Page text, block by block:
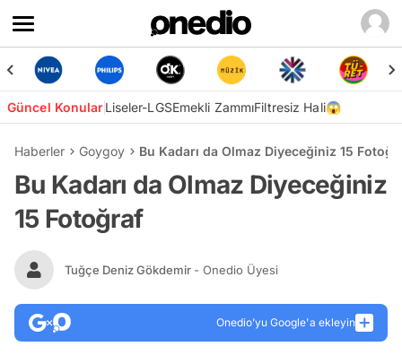
Güncel KonularLiseler-LGSEmekli ZammıFiltresiz Hali😱
Haberler Goygoy Bu Kadarı da Olmaz Diyeceğiniz 15
Bu Kadarı da Olmaz Diyeceğiniz
15 Fotoğraf
Tuğçe Deniz Gökdemir - Onedio Üyesi
Onedio’yu Google'a ekleyin